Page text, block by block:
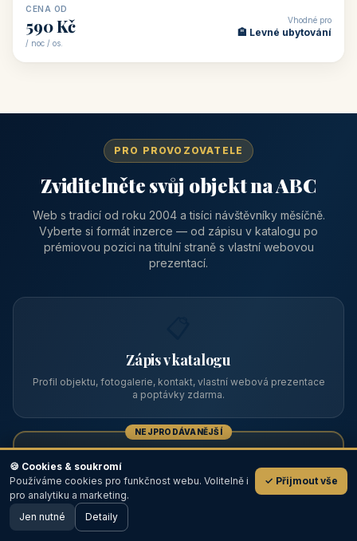
CENA OD
590 Kč
/ noc / os.
Vhodné pro
🏨 Levné ubytování
PRO PROVOZOVATELE
Zviditelněte svůj objekt na ABC
Web s tradicí od roku 2004 a tisíci návštěvníky měsíčně.
Vyberte si formát inzerce — od zápisu v katalogu po
prémiovou pozici na titulní straně s vlastní webovou
prezentací.
Zápis v katalogu
Profil objektu, fotogalerie, kontakt, vlastní webová prezentace
a poptávky zdarma.
NEJPRODÁVANĚJŠÍ
Prémiový partner
TOP pozice na titulce, přednost ve výpisech, zlatý odznak a
💬
🖥️ Desktop verze
🍪 Cookies & soukromí
Používáme cookies pro funkčnost webu. Volitelně i
pro analytiku a marketing.
✓ Přijmout vše
Jen nutné Detaily